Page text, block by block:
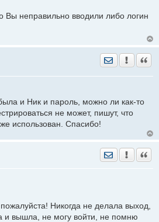
Вы неправильно вводили либо логин
Отправить
и Ник и пароль, можно ли как-то
не может, пишут, что
использован. Спасибо!
Отправить
Никогда не делала выход,
и вышла, не могу войти, не помню